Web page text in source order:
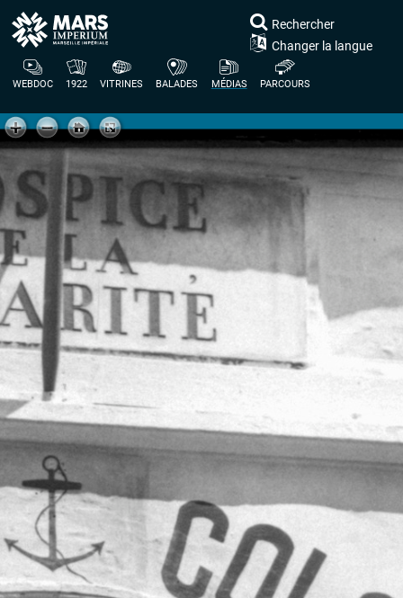
WEBDOC 1922 VITRINES BALADES MÉDIAS PARCOURS
Rechercher
Changer la langue